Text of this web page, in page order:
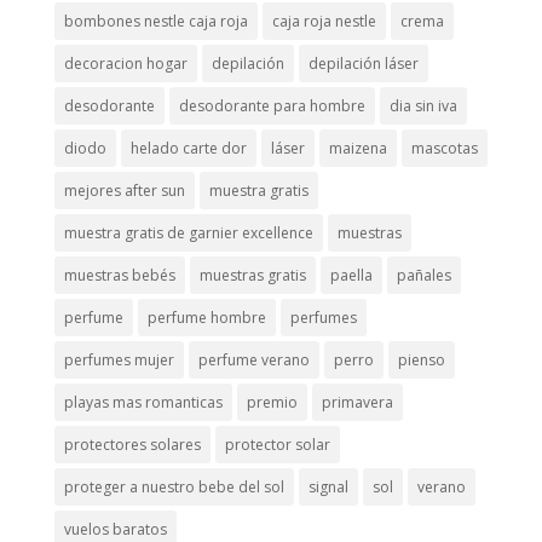
bombones nestle caja roja caja roja nestle crema
decoracion hogar depilación depilación láser
desodorante desodorante para hombre dia sin iva
diodo helado carte dor láser maizena mascotas
mejores after sun muestra gratis
muestra gratis de garnier excellence muestras
muestras bebés muestras gratis paella pañales
perfume perfume hombre perfumes
perfumes mujer perfume verano perro pienso
playas mas romanticas premio primavera
protectores solares protector solar
proteger a nuestro bebe del sol signal sol verano
vuelos baratos